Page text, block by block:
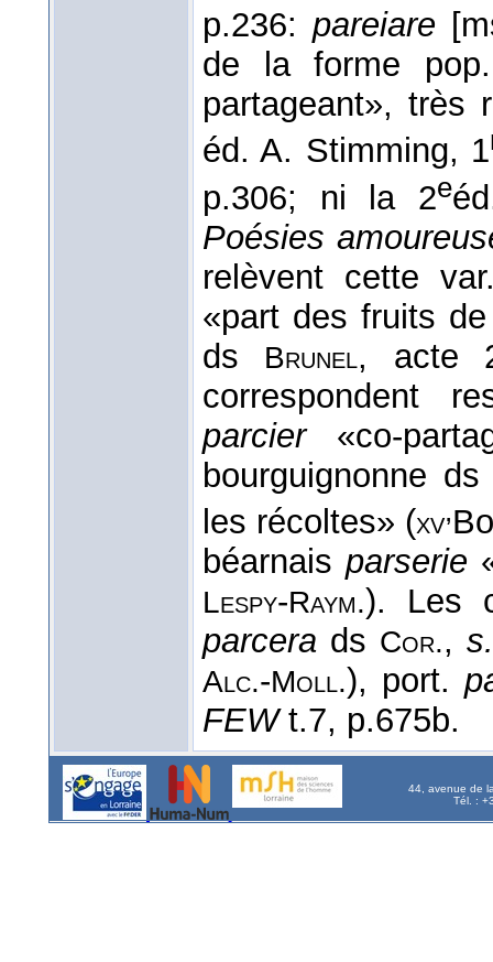
p.236:pareiare
de la forme
partageant», très
éd. A. Stimming, 1
p.306; ni la 2e
Poésies
relèvent cette
«part des fruits
ds
Brunel, acte
correspondent
parcier«co-
bourguignonne
les récoltes» (xv,
béarnais parserie
Lespy-Raym.). Les
parcera ds Cor.,
Alc.-Moll.), port.
FEWt.7, p.675b.
44, avenue de
Tél. :